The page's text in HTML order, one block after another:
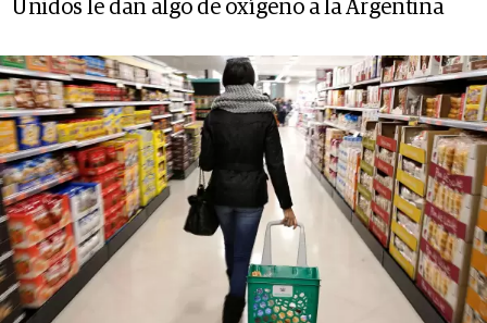
Unidos le dan algo de oxígeno a la Argentina